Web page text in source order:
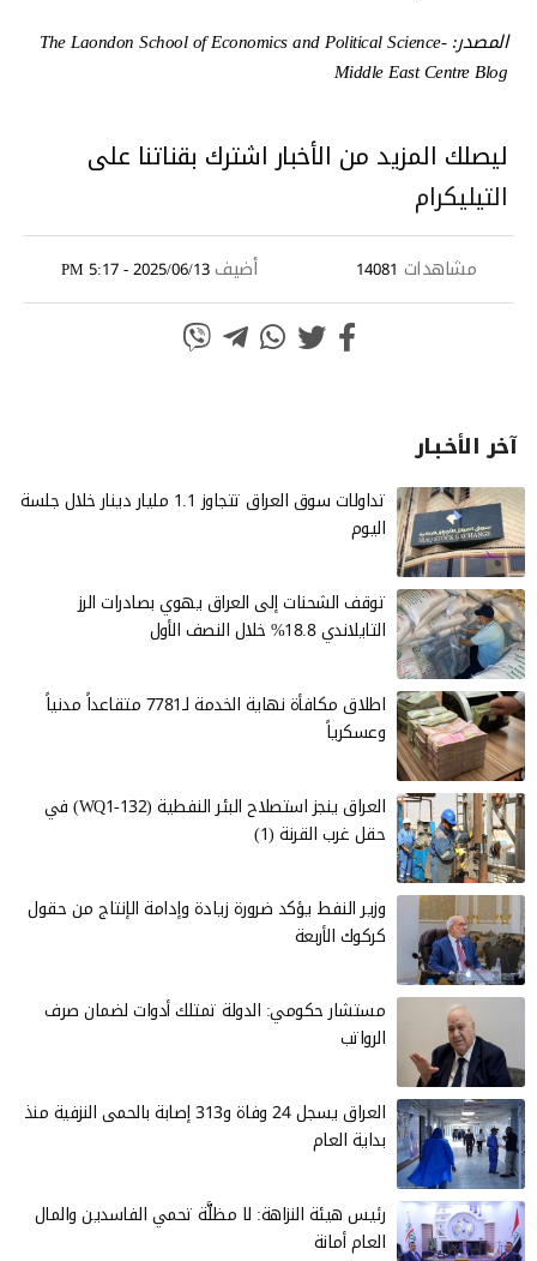
المصدر: The Laondon School of Economics and Political Science-
Middle East Centre Blog
ليصلك المزيد من الأخبار اشترك بقناتنا على
التيليكرام
مشاهدات 14081 أضيف2025/06/13 - 5:17 PM
آخر الأخـبـار
تداولات سوق العراق تتجاوز 1.1 مليار دينار خلال جلسة
اليوم
توقف الشحنات إلى العراق يهوي بصادرات الرز
التايلاندي 18.8% خلال النصف الأول
اطلاق مكافأة نهاية الخدمة لـ7781 متقاعداً مدنياً
وعسكرياً
العراق ينجز استصلاح البئر النفطية (WQ1-132) في
حقل غرب القرنة (1)
وزير النفط يؤكد ضرورة زيادة وإدامة الإنتاج من حقول
كركوك الأربعة
مستشار حكومي: الدولة تمتلك أدوات لضمان صرف
الرواتب
العراق يسجل 24 وفاة و313 إصابة بالحمى النزفية منذ
بداية العام
رئيس هيئة النزاهة: لا مظلَّة تحمي الفاسدين والمال
العام أمانة